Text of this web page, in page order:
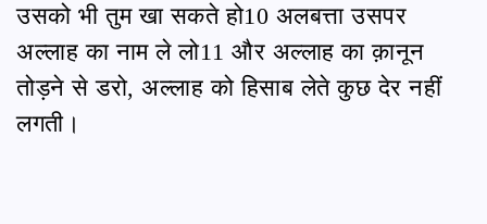
उसको भी तुम खा सकते हो10 अलबत्ता उसपर
अल्लाह का नाम ले लो11 और अल्लाह का क़ानून
तोड़ने से डरो, अल्लाह को हिसाब लेते कुछ देर नहीं
लगती।